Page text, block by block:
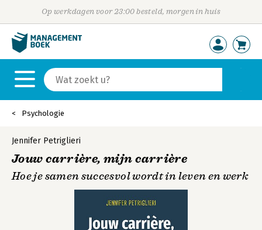
Op werkdagen voor 23:00 besteld, morgen in huis
Psychologie
Jennifer Petriglieri
Jouw carrière, mijn carrière
Hoe je samen succesvol wordt in leven en werk